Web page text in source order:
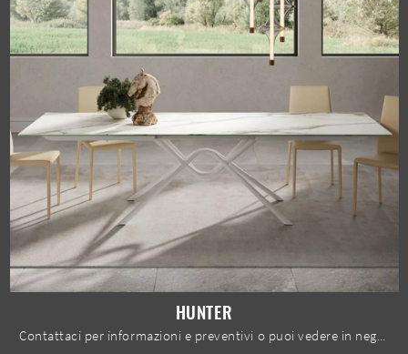
HUNTER
Contattaci per informazioni e preventivi o puoi vedere in negozio le varie più originali proposte da pranzo in gres di Bontempi, esempio di tutta la ...